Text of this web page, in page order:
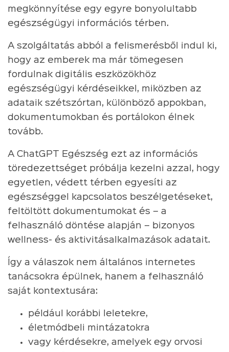
megkönnyítése egy egyre bonyolultabb
egészségügyi információs térben.
A szolgáltatás abból a felismerésből indul ki,
hogy az emberek ma már tömegesen
fordulnak digitális eszközökhöz
egészségügyi kérdéseikkel, miközben az
adataik szétszórtan, különböző appokban,
dokumentumokban és portálokon élnek
tovább.
A ChatGPT Egészség ezt az információs
töredezettséget próbálja kezelni azzal, hogy
egyetlen, védett térben egyesíti az
egészséggel kapcsolatos beszélgetéseket,
feltöltött dokumentumokat és – a
felhasználó döntése alapján – bizonyos
wellness- és aktivitásalkalmazások adatait.
Így a válaszok nem általános internetes
tanácsokra épülnek, hanem a felhasználó
saját kontextusára:
például korábbi leletekre,
életmódbeli mintázatokra
vagy kérdésekre, amelyek egy orvosi